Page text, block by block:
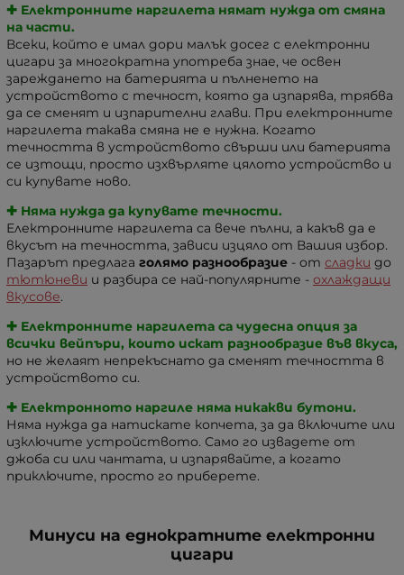
✚ Електронните наргилета нямат нужда от смяна
на части.
Всеки, който е имал дори малък досег с електронни
цигари за многократна употреба знае, че освен
зареждането на батерията и пълненето на
устройството с течност, която да изпарява, трябва
да се сменят и изпарителни глави. При електронните
наргилета такава смяна не е нужна. Когато
течността в устройството свърши или батерията
се изтощи, просто изхвърляте цялото устройство и
си купувате ново.
✚ Няма нужда да купувате течности.
Електронните наргилета са вече пълни, а какъв да е
вкусът на течността, зависи изцяло от Вашия избор.
Пазарът предлага голямо разнообразие - от сладки до
тютюневи и разбира се най-популярните - охлаждащи
вкусове.
✚ Електронните наргилета са чудесна опция за
всички вейпъри, които искат разнообразие във вкуса,
но не желаят непрекъснато да сменят течността в
устройството си.
✚ Електронното наргиле няма никакви бутони.
Няма нужда да натискате копчета, за да включите или
изключите устройството. Само го извадете от
джоба си или чантата, и изпарявайте, а когато
приключите, просто го приберете.
Минуси на еднократните електронни
цигари